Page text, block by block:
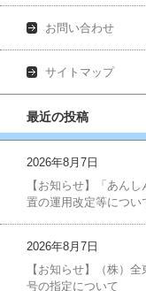
お問い合わせ
サイトマップ
最近の投稿
2026年8月7日
【お知らせ】「あん
置の運用改定等につい
2026年8月7日
【お知らせ】（株）
号の指定について